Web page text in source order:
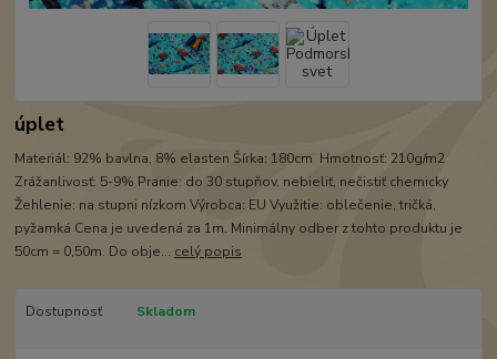
úplet
Materiál: 92% bavlna, 8% elasten Šírka: 180cm Hmotnosť: 210g/m2
Zrážanlivosť: 5-9% Pranie: do 30 stupňov, nebieliť, nečistiť chemicky
Žehlenie: na stupni nízkom Výrobca: EU Využitie: oblečenie, tričká,
pyžamká Cena je uvedená za 1m. Minimálny odber z tohto produktu je
50cm = 0,50m. Do obje... celý popis
Dostupnosť Skladom